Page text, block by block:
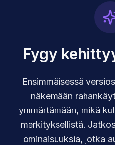
Fygy
Ensimmäisessä
näkemään
ymmärtämään, mikä
merkityksellistä.
ominaisuuksia, jotka